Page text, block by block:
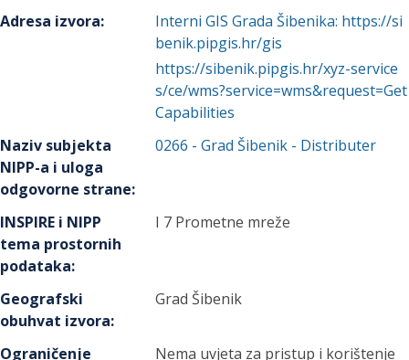
Adresa izvora:
Interni GIS Grada Šibenika: https://si
benik.pipgis.hr/gis
https://sibenik.pipgis.hr/xyz-service
s/ce/wms?service=wms&request=Get
Capabilities
Naziv subjekta
NIPP-a i uloga
odgovorne strane:
0266 -Grad Šibenik - Distributer
INSPIRE i NIPP
tema prostornih
podataka:
I 7 Prometne mreže
Geografski
obuhvat izvora:
Grad Šibenik
Ograničenje
Nema uvjeta za pristup i korištenje